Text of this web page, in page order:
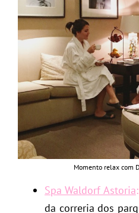
Momento relax com
Spa Waldorf Astoria:
da correria dos